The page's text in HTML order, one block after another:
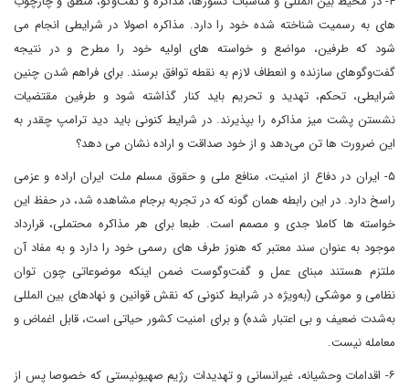
های به رسمیت شناخته شده خود را دارد. مذاکره اصولا در شرایطی انجام می
شود که طرفین، مواضع و خواسته های اولیه خود را مطرح و در نتیجه
گفت‌وگوهای سازنده و انعطاف لازم به نقطه توافق برسند. برای فراهم شدن چنین
شرایطی، تحکم، تهدید و تحریم باید کنار گذاشته شود و طرفین مقتضیات
نشستن پشت میز مذاکره را بپذیرند. در شرایط کنونی باید دید ترامپ چقدر به
این ضرورت ها تن می‌دهد و از خود صداقت و اراده نشان می دهد؟
۵- ایران در دفاع از امنیت، منافع ملی و حقوق مسلم ملت ایران اراده و عزمی
راسخ دارد. در این رابطه همان گونه که در تجربه برجام مشاهده شد، در حفظ این
خواسته ها کاملا جدی و مصمم است. طبعا برای هر مذاکره محتملی، قرارداد
موجود به عنوان سند معتبر که هنوز طرف های رسمی خود را دارد و به مفاد آن
ملتزم هستند مبنای عمل و گفت‌وگوست ضمن اینکه موضوعاتی چون توان
نظامی و موشکی (به‌ویژه در شرایط کنونی که نقش قوانین و نهادهای بین المللی
به‌شدت ضعیف و بی اعتبار شده) و برای امنیت کشور حیاتی است، قابل اغماض و
معامله نیست.
۶- اقدامات وحشیانه، غیرانسانی و تهدیدات رژیم صهیونیستی که خصوصا پس از